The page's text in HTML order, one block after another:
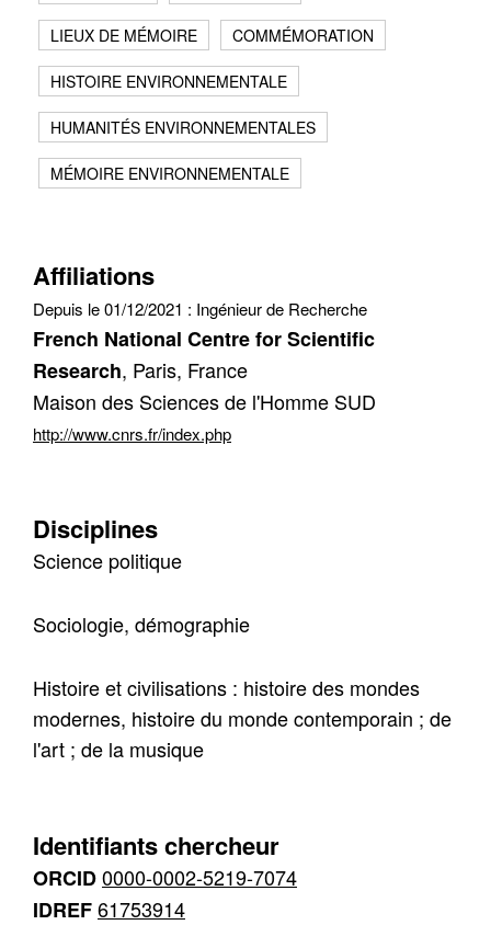
LIEUX DE MÉMOIRE COMMÉMORATION
HISTOIRE ENVIRONNEMENTALE
HUMANITÉS ENVIRONNEMENTALES
MÉMOIRE ENVIRONNEMENTALE
Affiliations
Depuis le 01/12/2021 : Ingénieur de Recherche
French National Centre for Scientific
Research, Paris, France
Maison des Sciences de l'Homme SUD
http://www.cnrs.fr/index.php
Disciplines
Science politique
Sociologie, démographie
Histoire et civilisations : histoire des mondes
modernes, histoire du monde contemporain ; de
l'art ; de la musique
Identifiants chercheur
ORCID0000-0002-5219-7074
IDREF61753914
Contacter
Récupération de l'adresse e-mail